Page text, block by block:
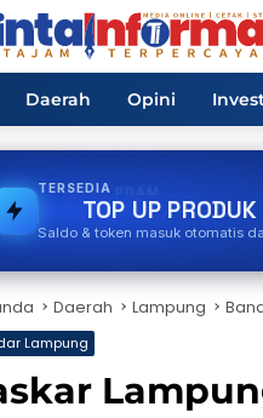
Daerah Opini
TERSEDIA
TOP UP
Saldo & token masuk otomatis
Daerah Lampung
Lampung